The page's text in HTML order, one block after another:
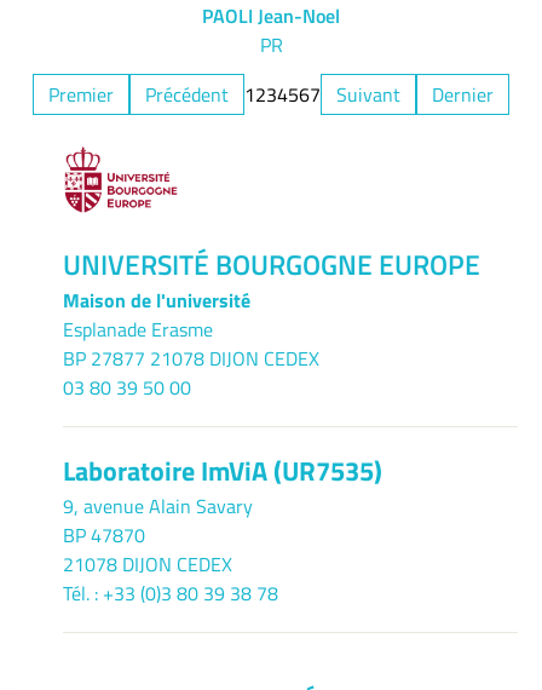
PAOLI Jean-Noel
PR
Premier
Précédent 1234567 Suivant Dernier
UNIVERSITÉ BOURGOGNE EUROPE
Maison de l'université
Esplanade Erasme
BP 27877 21078 DIJON CEDEX
03 80 39 50 00
Laboratoire ImViA (UR7535)
9, avenue Alain Savary
BP 47870
21078 DIJON CEDEX
Tél. : +33 (0)3 80 39 38 78